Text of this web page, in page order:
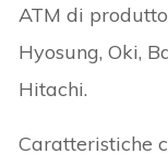
ATM di
Hyosung, Oki,
Hitachi.
Caratteristiche